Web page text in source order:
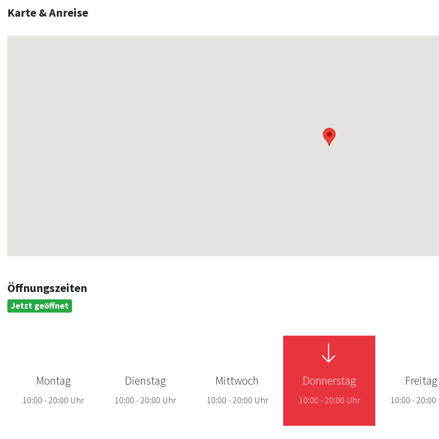
Karte & Anreise
Öffnungszeiten
Jetzt geöffnet
Montag
10:00 -20:00 Uhr
Dienstag
10:00 -20:00 Uhr
Mittwoch
10:00 -20:00 Uhr
Donnerstag
10:00 -20:00 Uhr
Freitag
10:00 -20:00